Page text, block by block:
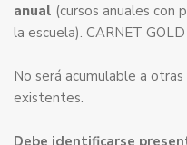
anual (cursos anuales con
la escuela). CARNET GOLD
No será acumulable a
existentes.
Debe identificarse